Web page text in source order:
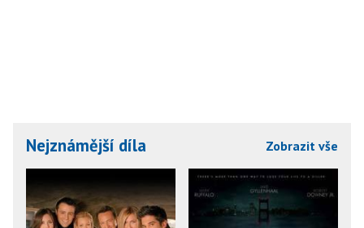
Nejznámější díla Zobrazit vše